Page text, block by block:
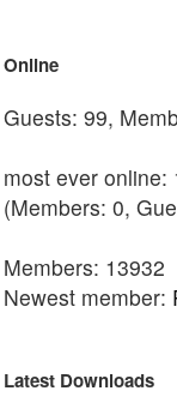
Online
Guests: 99,
most ever online:
(Members: 0,
Members: 13932
Newest member:
Latest Downloads